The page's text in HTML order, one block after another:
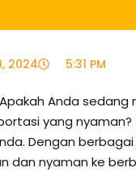
2024 5:31 PM
Anda sedang
yang nyaman?
Dengan
dan nyaman ke